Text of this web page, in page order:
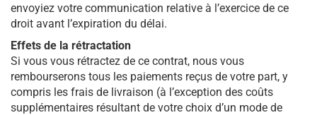
envoyiez votre communication relative à l’exercice de ce
droit avant l’expiration du délai.
Effets de la rétractation
Si vous vous rétractez de ce contrat, nous vous
rembourserons tous les paiements reçus de votre part, y
compris les frais de livraison (à l’exception des coûts
supplémentaires résultant de votre choix d’un mode de